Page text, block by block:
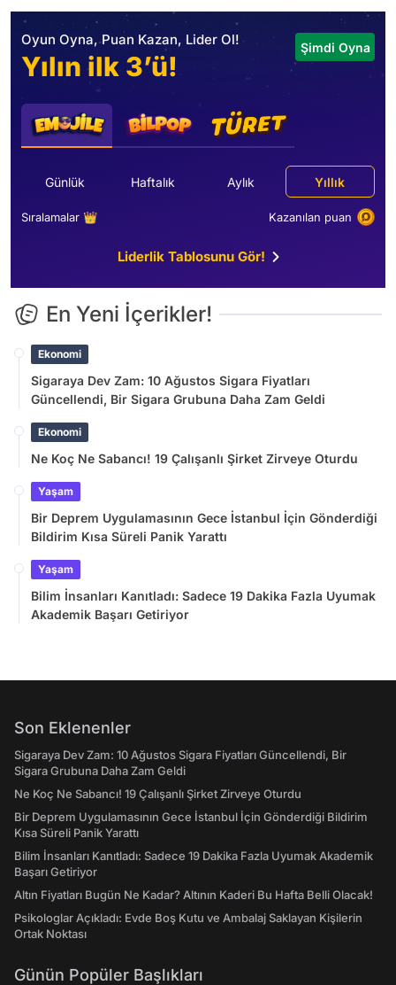
Oyun Oyna, Puan Kazan, Lider Ol!
Yılın ilk 3’ü!
Şimdi Oyna
Günlük Haftalık Aylık Yıllık
Sıralamalar 👑 Kazanılan puan
Liderlik Tablosunu Gör!
En Yeni İçerikler!
Ekonomi
Sigaraya Dev Zam: 10 Ağustos Sigara Fiyatları
Güncellendi, Bir Sigara Grubuna Daha Zam Geldi
Ekonomi
Ne Koç Ne Sabancı! 19 Çalışanlı Şirket Zirveye Oturdu
Yaşam
Bir Deprem Uygulamasının Gece İstanbul İçin Gönderdiği
Bildirim Kısa Süreli Panik Yarattı
Yaşam
Bilim İnsanları Kanıtladı: Sadece 19 Dakika Fazla Uyumak
Akademik Başarı Getiriyor
Son Eklenenler
Sigaraya Dev Zam: 10 Ağustos Sigara Fiyatları Güncellendi, Bir
Sigara Grubuna Daha Zam Geldi
Ne Koç Ne Sabancı! 19 Çalışanlı Şirket Zirveye Oturdu
Bir Deprem Uygulamasının Gece İstanbul İçin Gönderdiği Bildirim
Kısa Süreli Panik Yarattı
Bilim İnsanları Kanıtladı: Sadece 19 Dakika Fazla Uyumak Akademik
Başarı Getiriyor
Altın Fiyatları Bugün Ne Kadar? Altının Kaderi Bu Hafta Belli Olacak!
Psikologlar Açıkladı: Evde Boş Kutu ve Ambalaj Saklayan Kişilerin
Ortak Noktası
Günün Popüler Başlıkları